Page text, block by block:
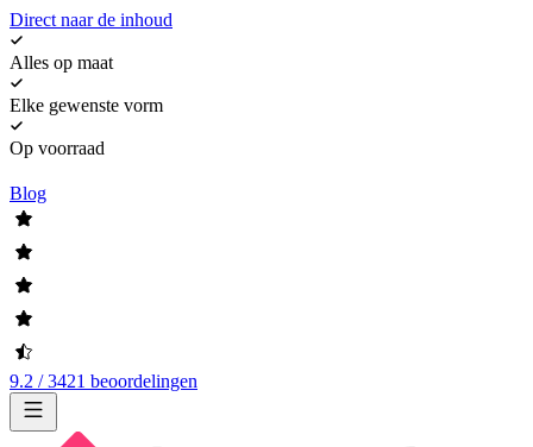
Direct naar de inhoud
Alles op maat
Elke gewenste vorm
Op voorraad
Blog
9.2 / 3421 beoordelingen